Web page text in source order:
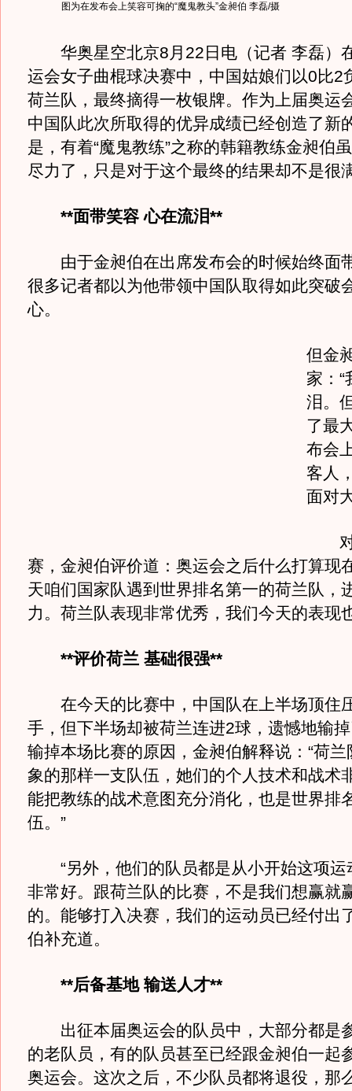
图为在发布会上笑容可掬的“魔鬼教头”金昶伯 李磊/摄
华奥星空北京8月22日电（记者 李磊）
运会女子曲棍球决赛中，中国姑娘们以0比2
荷兰队，最终摘得一枚银牌。作为上届奥运
中国队此次所取得的优异成绩已经创造了新
是，有着“魔鬼教练”之称的韩籍教练金昶伯
尽力了，只是对于这个最终的结果却不是很
**面带笑容 心在流泪**
由于金昶伯在出席发布会的时候始终面
很多记者都以为他带领中国队取得如此突破
心。
但金
家：“
泪。
了最
布会
客人
面对
对
赛，金昶伯评价道：奥运会之后什么打算现
天咱们国家队遇到世界排名第一的荷兰队，
力。荷兰队表现非常优秀，我们今天的表现
**评价荷兰 基础很强**
在今天的比赛中，中国队在上半场顶住
手，但下半场却被荷兰连进2球，遗憾地输
输掉本场比赛的原因，金昶伯解释说：“荷
象的那样一支队伍，她们的个人技术和战术
能把教练的战术意图充分消化，也是世界排
伍。”
“另外，他们的队员都是从小开始这项运
非常好。跟荷兰队的比赛，不是我们想赢就
的。能够打入决赛，我们的运动员已经付出
伯补充道。
**后备基地 输送人才**
出征本届奥运会的队员中，大部分都是
的老队员，有的队员甚至已经跟金昶伯一起
奥运会。这次之后，不少队员都将退役，那